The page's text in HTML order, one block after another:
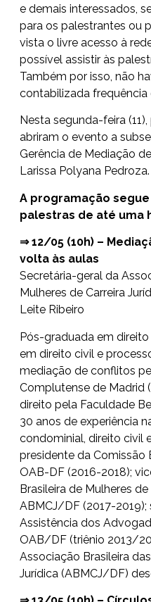
e demais interessados,
para os palestrantes ou
vista o livre acesso à
possível assistir às
Também por isso, não
contabilizada
Nesta segunda-feira
abriram o evento a
Gerência de Mediação
Larissa Polyana Pedroza.
A programação
palestras de até uma
⇒ 12/05 (10h) –
volta às aulas
Secretária-geral da
Mulheres de Carreira
Leite Ribeiro
Pós-graduada em
em direito civil e
mediação de conflitos
Complutense de Madrid
direito pela Faculdade
30 anos de experiência
condominial, direito civil
presidente da Comissão
OAB-DF (2016-2018);
Brasileira de Mulheres de
ABMCJ/DF (2017-
Assistência dos
OAB/DF (triênio 2013/
Associação Brasileira
Jurídica (ABMCJ/DF)